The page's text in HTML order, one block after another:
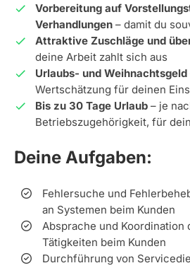
Vorbereitung auf
Verhandlungen – damit du
Attraktive Zuschläge und
deine Arbeit zahlt sich aus
Urlaubs- und Weihnachtsgeld
Wertschätzung für deinen
Bis zu 30 Tage Urlaub – je
Betriebszugehörigkeit, für
Deine Aufgaben:
Fehlersuche und
an Systemen beim Kunden
Absprache und Koordination
Tätigkeiten beim Kunden
Durchführung von